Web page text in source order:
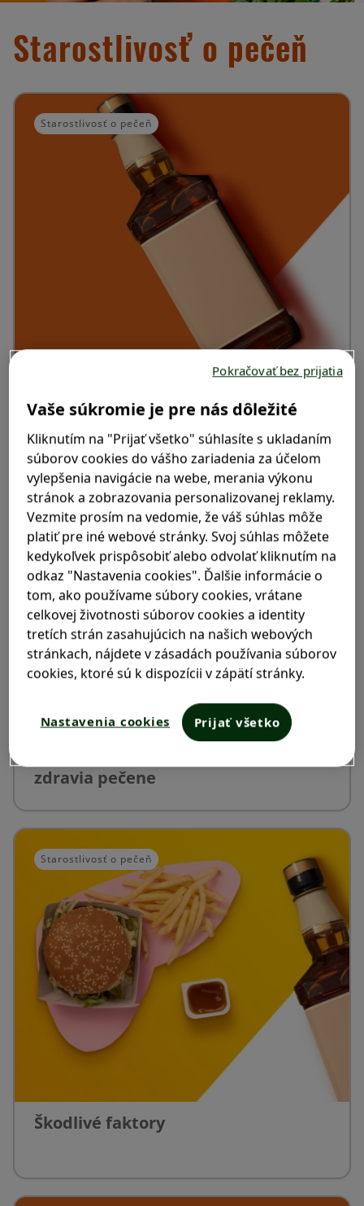
Starostlivosť o pečeň
Starostlivosť o pečeň
Ako alkohol ovplyvňuje stav pečene
Starostlivosť o pečeň
zdravia pečene
Starostlivosť o pečeň
Škodlivé faktory
Vaše súkromie je pre nás dôležité
Kliknutím na "Prijať všetko" súhlasíte s ukladaním
súborov cookies do vášho zariadenia za účelom
vylepšenia navigácie na webe, merania výkonu
stránok a zobrazovania personalizovanej reklamy.
Vezmite prosím na vedomie, že váš súhlas môže
platiť pre iné webové stránky. Svoj súhlas môžete
kedykoľvek prispôsobiť alebo odvolať kliknutím na
odkaz "Nastavenia cookies". Ďalšie informácie o
tom, ako používame súbory cookies, vrátane
celkovej životnosti súborov cookies a identity
tretích strán zasahujúcich na našich webových
stránkach, nájdete v zásadách používania súborov
cookies, ktoré sú k dispozícii v zápätí stránky.
Nastavenia cookies Prijať všetko
Pokračovať bez prijatia